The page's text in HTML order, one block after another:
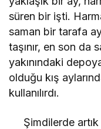
süren bir işti.
saman bir tarafa
taşınır, en son da
yakınındaki
olduğu kış
kullanılırdı.
Şimdilerde artık